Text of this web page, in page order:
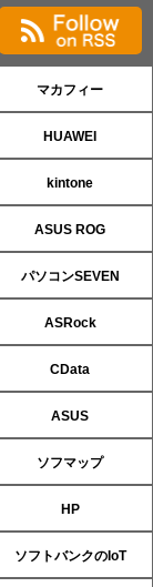
マカフィー
HUAWEI
kintone
ASUS ROG
パソコンSEVEN
ASRock
CData
ASUS
ソフマップ
HP
ソフトバンクのIoT